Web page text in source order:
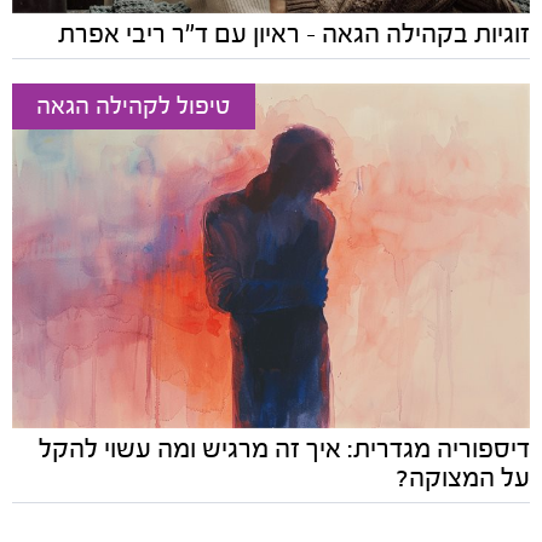
זוגיות בקהילה הגאה - ראיון עם ד"ר ריבי אפרת
טיפול לקהילה הגאה
דיספוריה מגדרית: איך זה מרגיש ומה עשוי להקל
על המצוקה?